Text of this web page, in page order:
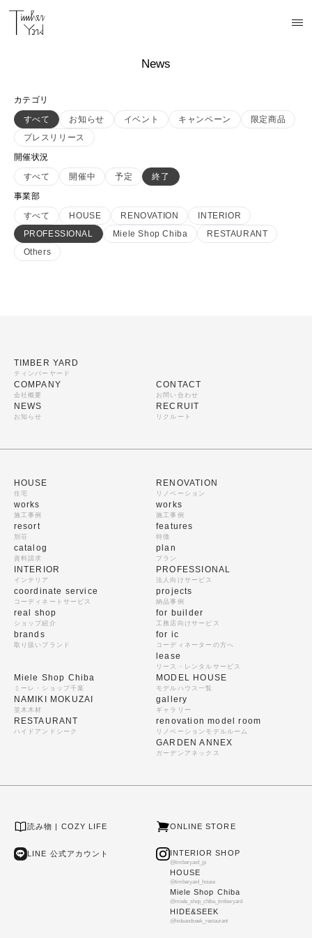
News
カテゴリ
すべて
お知らせ イベント キャンペーン
限定商品
プレスリリース
開催状況
すべて
開催中 予定
終了
事業部
すべて
HOUSE RENOVATION
INTERIOR
PROFESSIONAL
Miele Shop Chiba
RESTAURANT
Others
TIMBER YARD
ティンバーヤード
COMPANY
会社概要
NEWS
お知らせ
CONTACT
お問い合わせ
RECRUIT
リクルート
HOUSE
住宅
works
施工事例
resort
別荘
catalog
資料請求
RENOVATION
リノベーション
works
施工事例
features
特徴
plan
プラン
INTERIOR
インテリア
coordinate service
コーディネートサービス
real shop
ショップ紹介
brands
取り扱いブランド
PROFESSIONAL
法人向けサービス
projects
納品事例
for builder
工務店向けサービス
for ic
コーディネーターの方へ
lease
リース・レンタルサービス
Miele Shop Chiba
ミーレ・ショップ千葉
NAMIKI MOKUZAI
並木木材
RESTAURANT
ハイドアンドシーク
MODEL HOUSE
モデルハウス一覧
gallery
ギャラリー
renovation model room
リノベーションモデルルーム
GARDEN ANNEX
ガーデンアネックス
読み物 | COZY LIFE ONLINE STORE
LINE 公式アカウント INTERIOR SHOP
@timberyard_jp
HOUSE
@timberyard_house
Miele Shop Chiba
@miele_shop_chiba_timberyard
HIDE&SEEK
@hideandseek_restaurant